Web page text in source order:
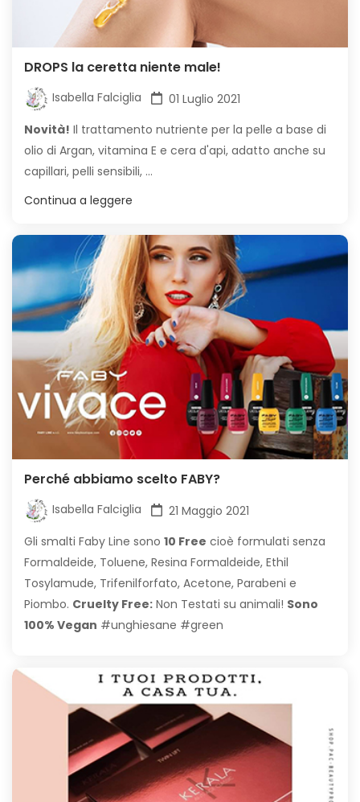
DROPS la ceretta niente male!
Isabella Falciglia
01 Luglio 2021
Novità! Il trattamento nutriente per la pelle a base di
olio di Argan, vitamina E e cera d'api, adatto anche su
capillari, pelli sensibili, ...
Continua a leggere
Perché abbiamo scelto FABY?
Isabella Falciglia
21 Maggio 2021
Gli smalti Faby Line sono 10 Free cioè formulati senza
Formaldeide, Toluene, Resina Formaldeide, Ethil
Tosylamude, Trifenilforfato, Acetone, Parabeni e
Piombo. Cruelty Free: Non Testati su animali! Sono
100% Vegan #unghiesane #green